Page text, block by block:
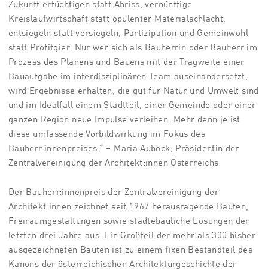
Zukunft ertüchtigen statt Abriss, vernünftige
Kreislaufwirtschaft statt opulenter Materialschlacht,
entsiegeln statt versiegeln, Partizipation und Gemeinwohl
statt Profitgier. Nur wer sich als Bauherrin oder Bauherr im
Prozess des Planens und Bauens mit der Tragweite einer
Bauaufgabe im interdisziplinären Team auseinandersetzt,
wird Ergebnisse erhalten, die gut für Natur und Umwelt sind
und im Idealfall einem Stadtteil, einer Gemeinde oder einer
ganzen Region neue Impulse verleihen. Mehr denn je ist
diese umfassende Vorbildwirkung im Fokus des
Bauherr:innenpreises.“ – Maria Auböck, Präsidentin der
Zentralvereinigung der Architekt:innen Österreichs
Der Bauherr:innenpreis der Zentralvereinigung der
Architekt:innen zeichnet seit 1967 herausragende Bauten,
Freiraumgestaltungen sowie städtebauliche Lösungen der
letzten drei Jahre aus. Ein Großteil der mehr als 300 bisher
ausgezeichneten Bauten ist zu einem fixen Bestandteil des
Kanons der österreichischen Architekturgeschichte der